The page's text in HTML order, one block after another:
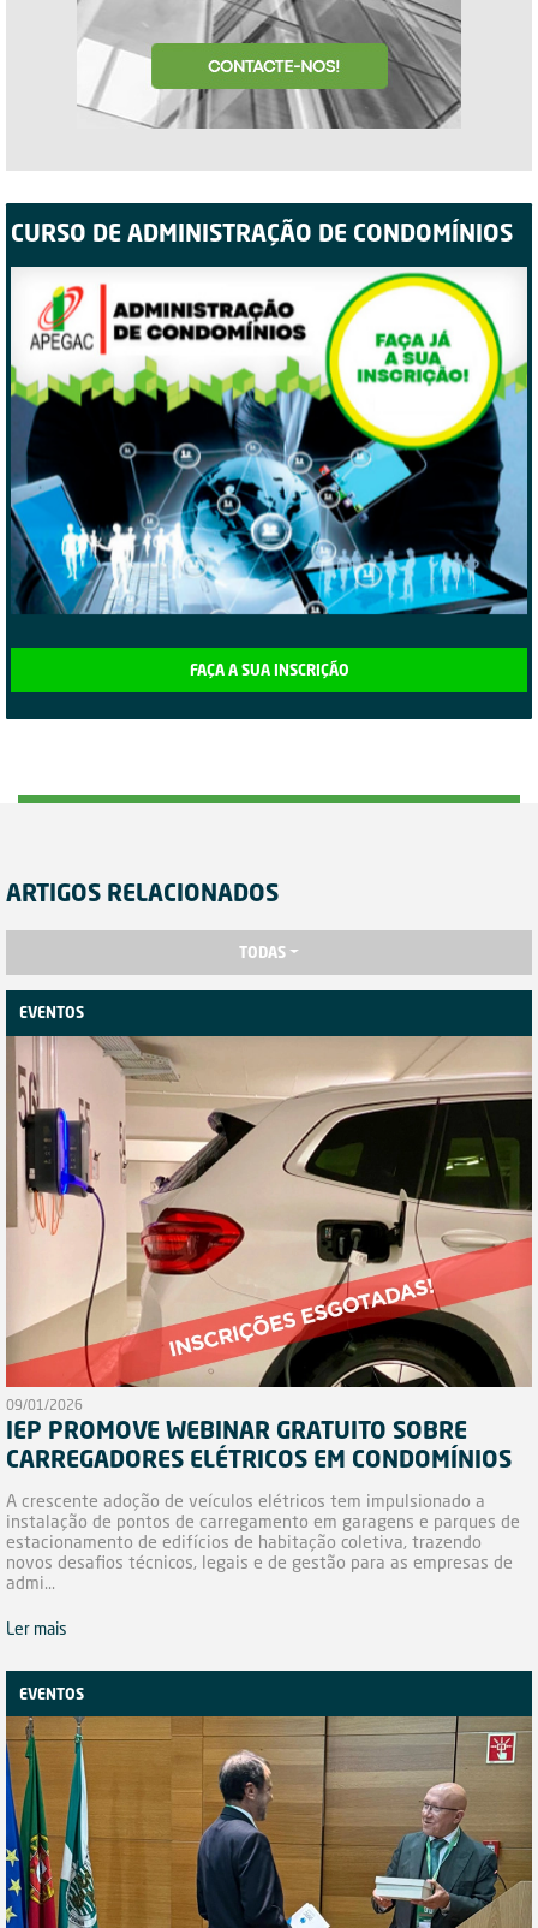
CURSO DE ADMINISTRAÇÃO DE CONDOMÍNIOS
FAÇA A SUA INSCRIÇÃO
ARTIGOS RELACIONADOS
TODAS
EVENTOS
09/01/2026
IEP PROMOVE WEBINAR GRATUITO SOBRE
CARREGADORES ELÉTRICOS EM CONDOMÍNIOS
A crescente adoção de veículos elétricos tem impulsionado a
instalação de pontos de carregamento em garagens e parques de
estacionamento de edifícios de habitação coletiva, trazendo
novos desafios técnicos, legais e de gestão para as empresas de
admi...
Ler mais
EVENTOS